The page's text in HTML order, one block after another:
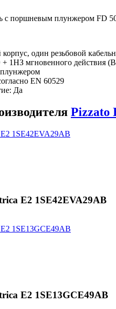
с поршневым плунжером FD
один резьбовой
1НЗ мгновенного действия
EN 60529
Да
Pizzato
E2 1SE42EVA29AB
E2 1SE13GCE49AB